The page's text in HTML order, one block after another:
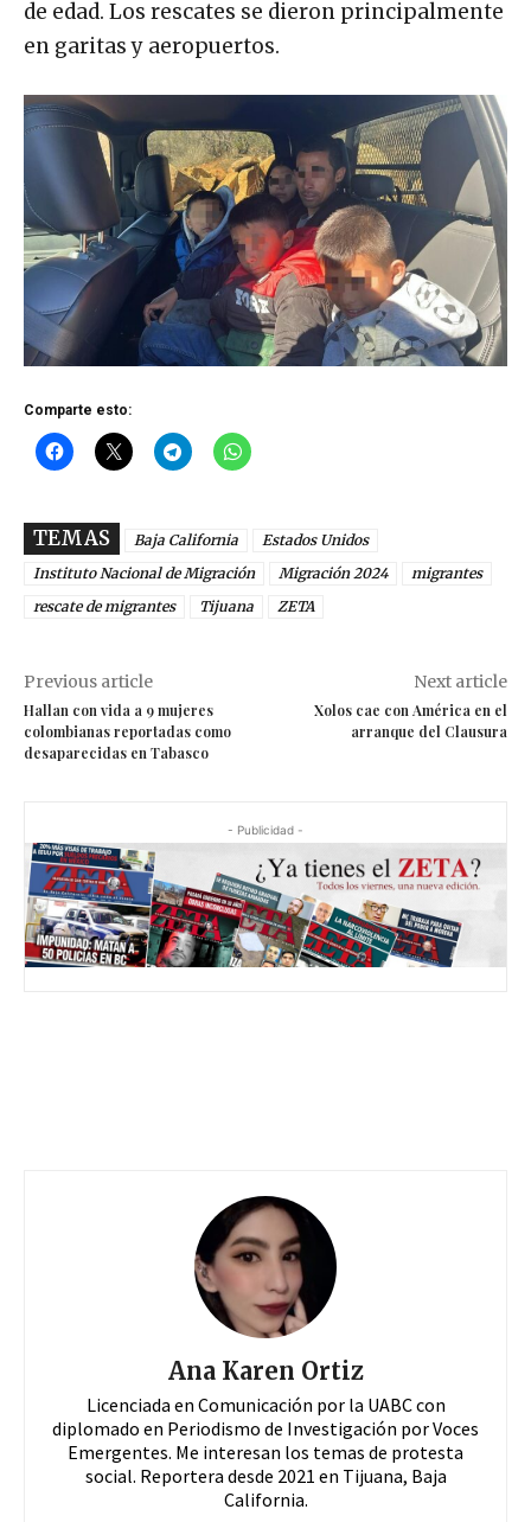
de edad. Los rescates se dieron principalmente
en garitas y aeropuertos.
Comparte esto:
TEMAS Baja California
Estados Unidos
Instituto Nacional de Migración
Migración 2024
migrantes
rescate de migrantes
Tijuana ZETA
Previous article
Hallan con vida a 9 mujeres
colombianas reportadas como
desaparecidas en Tabasco
Next article
Xolos cae con América en el
arranque del Clausura
- Publicidad -
Ana Karen Ortiz
Licenciada en Comunicación por la UABC con
diplomado en Periodismo de Investigación por Voces
Emergentes. Me interesan los temas de protesta
social. Reportera desde 2021 en Tijuana, Baja
California.